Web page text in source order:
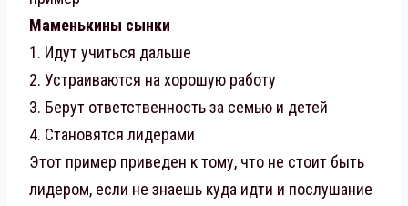
Маменькины сынки
1. Идут учиться дальше
2. Устраиваются на хорошую работу
3. Берут ответственность за семью и детей
4. Становятся лидерами
Этот пример приведен к тому, что не стоит быть
лидером, если не знаешь куда идти и послушание